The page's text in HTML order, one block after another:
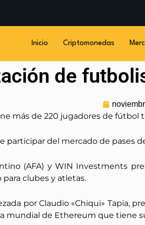
Inicio Criptomonedas
de
más de 220 jugadores de fútbol
participar del mercado de pases
(AFA) y WIN Investments
clubes y atletas.
por Claudio «Chiqui» Tapia,
mundial de Ethereum que tiene